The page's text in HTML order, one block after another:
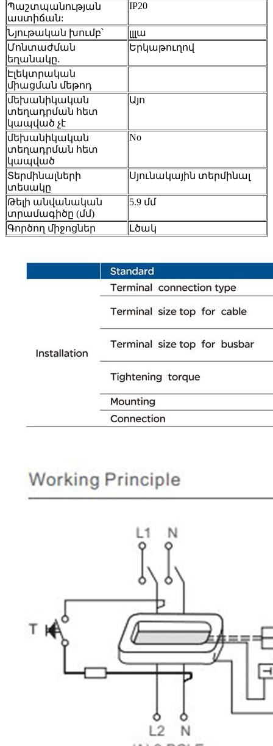
Պաշտպանության
աստիճան:
IP20
Նյութական խումբ՝
լլլա
Մոնտաժման
եղանակը.
Երկաթուղով
Էլեկտրական
միացման մեթոդ
մեխանիկական
տեղադրման հետ
կապված չէ
Այո
մեխանիկական
տեղադրման հետ
կապված
No
Տերմինալների
տեսակը
Սյունակային տերմինալ
Թելի անվանական
տրամագիծը (մմ)
5.9 մմ
Գործող միջոցներ Լծակ